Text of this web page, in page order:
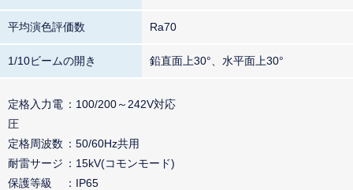
平均演色評価数 Ra70
1/10ビームの開き 鉛直面上30°、水平面上30°
定格入力電
圧
100/200～242V対応
定格周波数
50/60Hz共用
耐雷サージ
15kV(コモンモード)
保護等級
IP65